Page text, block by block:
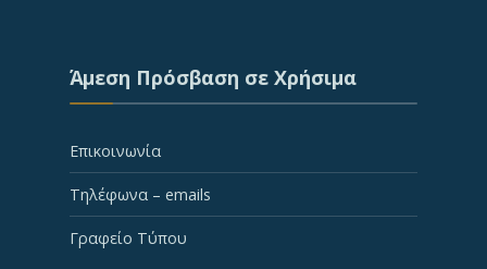
Άμεση Πρόσβαση σε Χρήσιμα
Επικοινωνία
Τηλέφωνα – emails
Γραφείο Τύπου